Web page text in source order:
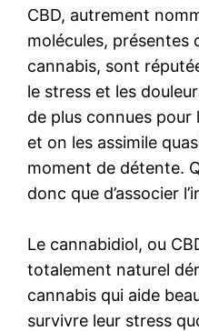
CBD, autrement
molécules, présentes
cannabis, sont
le stress et les
de plus connues
et on les assimile
moment de détente.
donc que d’associer
Le cannabidiol, ou
totalement naturel
cannabis qui aide
survivre leur stress